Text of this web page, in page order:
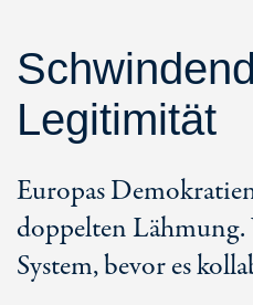
Legitimität
Europas
doppelten Lähmung.
System, bevor es